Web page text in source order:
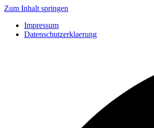
Zum Inhalt springen
Impressum
Datenschutzerklaerung